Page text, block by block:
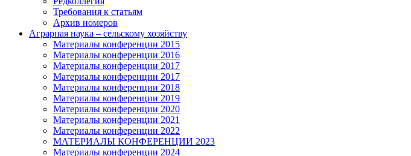
Требования к статьям
Архив номеров
Аграрная наука – сельскому хозяйству
Материалы конференции 2015
Материалы конференции 2016
Материалы конференции 2017
Материалы конференции 2017
Материалы конференции 2018
Материалы конференции 2019
Материалы конференции 2020
Материалы конференции 2021
Материалы конференции 2022
МАТЕРИАЛЫ КОНФЕРЕНЦИИ 2023
Материалы конференции 2024